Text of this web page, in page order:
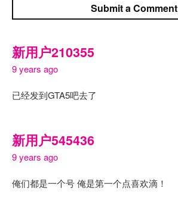
Submit a Comment
新用户210355
9 years ago
已经发到GTA5吧去了
新用户545436
9 years ago
俺们都是一个号 俺是第一个点喜欢滴！